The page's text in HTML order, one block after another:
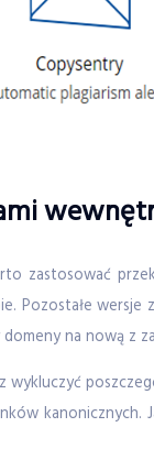
zastosować
Pozostałe
na nową z
wykluczyć
kanonicznych.